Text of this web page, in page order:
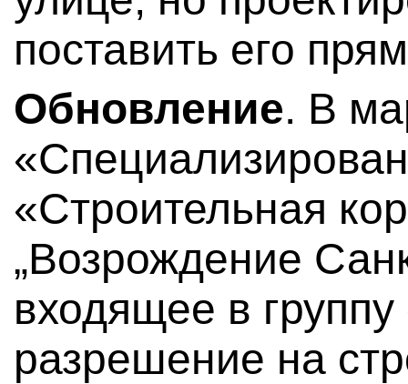
поставить его
Обновление. В
«Строительная
„Возрождение
входящее в
разрешение на